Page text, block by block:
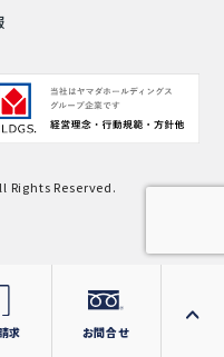
Rights Reserved.
求 お問合せ